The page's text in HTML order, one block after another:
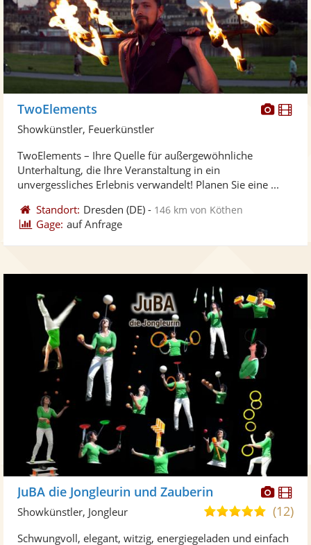
TwoElements
Showkünstler, Feuerkünstler
TwoElements – Ihre Quelle für außergewöhnliche
Unterhaltung, die Ihre Veranstaltung in ein
unvergessliches Erlebnis verwandelt! Planen Sie eine ...
Standort: Dresden (DE) - 146 km von Köthen
Gage: auf Anfrage
JuBA die Jongleurin und Zauberin
5,0(12)
Showkünstler, Jongleur
Schwungvoll, elegant, witzig, energiegeladen und einfach